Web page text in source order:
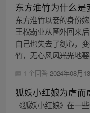
东方淮竹为什么是
东方淮竹以妾的身份
王权霸业从圈外回来
自己也失去了剑心，
竹，无心风风光光地
1 个回答 2024年08月
狐妖小红娘为虐而
《狐妖小红娘》在一